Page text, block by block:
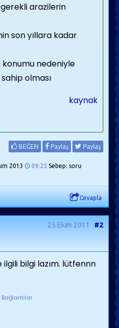
arazilerin
son yıllara kadar
nedeniyle
olması
kaynak
BEĞEN Paylaş Paylaş
2013 09:25 Sebep: soru
Cevapla
25 Ekim 2011 #2
bilgi lazım. lütfennn